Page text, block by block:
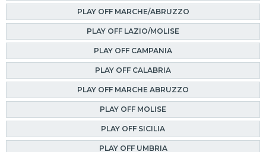
PLAY OFF MARCHE/ABRUZZO
PLAY OFF LAZIO/MOLISE
PLAY OFF CAMPANIA
PLAY OFF CALABRIA
PLAY OFF MARCHE ABRUZZO
PLAY OFF MOLISE
PLAY OFF SICILIA
PLAY OFF UMBRIA